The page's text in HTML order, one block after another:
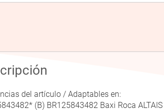
del artículo / Adaptables en:
(B) BR125843482 Baxi Roca